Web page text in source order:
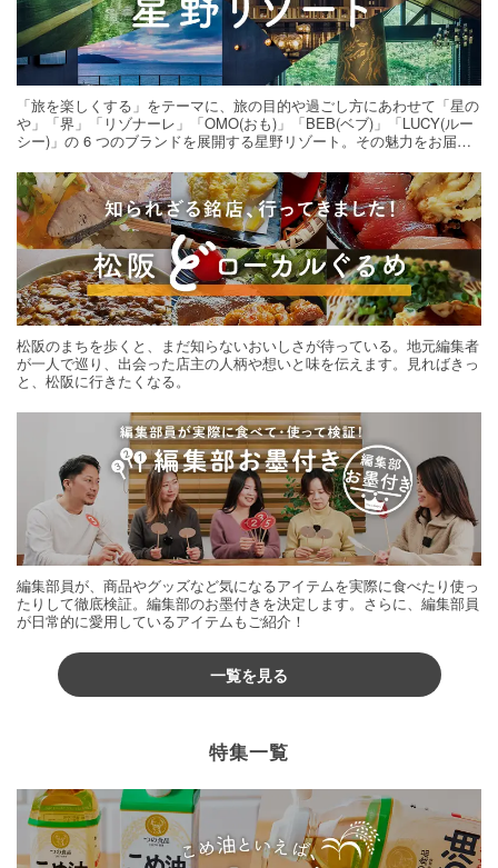
「旅を楽しくする」をテーマに、旅の目的や過ごし方にあわせて「星の
や」「界」「リゾナーレ」「OMO(おも)」「BEB(ベブ)」「LUCY(ルー
シー)」の 6 つのブランドを展開する星野リゾート。その魅力をお届け
松阪のまちを歩くと、まだ知らないおいしさが待っている。地元編集者
が一人で巡り、出会った店主の人柄や想いと味を伝えます。見ればきっ
と、松阪に行きたくなる。
編集部員が、商品やグッズなど気になるアイテムを実際に食べたり使っ
たりして徹底検証。編集部のお墨付きを決定します。さらに、編集部員
が日常的に愛用しているアイテムもご紹介！
一覧を見る
特集一覧